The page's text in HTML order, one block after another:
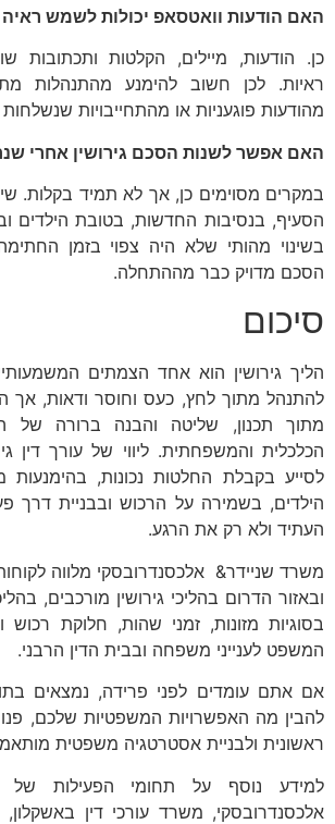
האם הודעות וואטסאפ יכולות לשמש ראיה
כן. הודעות, מיילים, הקלטות ותכתובות
ראיות. לכן חשוב להימנע מהתנהלות
מהודעות פוגעניות או מהתחייבויות
האם אפשר לשנות הסכם גירושין אחרי
במקרים מסוימים כן, אך לא תמיד בקלות.
הסעיף, בנסיבות החדשות, בטובת הילדים
בשינוי מהותי שלא היה צפוי בזמן
הסכם מדויק כבר מההתחלה.
סיכום
הליך גירושין הוא אחד הצמתים
להתנהל מתוך לחץ, כעס וחוסר ודאות, אך
מתוך תכנון, שליטה והבנה ברורה של
הכלכלית והמשפחתית. ליווי של עורך דין
לסייע בקבלת החלטות נכונות, בהימנעות
הילדים, בשמירה על הרכוש ובבניית
העתיד ולא רק את הרגע.
משרד שניידר& אלכסנדרובסקי מלווה
ובאזור הדרום בהליכי גירושין מורכבים,
בסוגיות מזונות, זמני שהות, חלוקת רכוש
המשפט לענייני משפחה ובבית הדין הרבני.
אם אתם עומדים לפני פרידה, נמצאים
להבין מה האפשרויות המשפטיות שלכם, פנו
ראשונית ולבניית אסטרטגיה משפטית
למידע נוסף על תחומי הפעילות
אלכסנדרובסקי, משרד עורכי דין באשקלון,